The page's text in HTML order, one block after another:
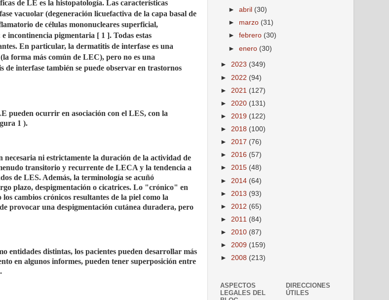
de LE es la histopatología. Las características
vacuolar (degeneración licuefactiva de la capa basal de
de células mononucleares superficial,
incontinencia pigmentaria [ 1 ]. Todas estas
En particular, la dermatitis de interfase es una
forma más común de LEC), pero no es una
interfase también se puede observar en trastornos
pueden ocurrir en asociación con el LES, con la
1 ).
ni estrictamente la duración de la actividad de
transitorio y recurrente de LECA y la tendencia a
de LES. Además, la terminología se acuñó
plazo, despigmentación o cicatrices. Lo "crónico" en
cambios crónicos resultantes de la piel como la
provocar una despigmentación cutánea duradera, pero
distintas, los pacientes pueden desarrollar más
en algunos informes, pueden tener superposición entre
►abril (30)
► marzo (31)
►febrero (30)
►enero (30)
► 2023 (349)
► 2022 (94)
► 2021 (127)
► 2020 (131)
► 2019 (122)
► 2018 (100)
► 2017 (76)
► 2016 (57)
► 2015 (48)
► 2014 (64)
► 2013 (93)
► 2012 (65)
► 2011 (84)
► 2010 (87)
► 2009 (159)
► 2008 (213)
ASPECTOS
LEGALES DEL
DIRECCIONES
ÚTILES